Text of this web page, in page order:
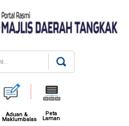
Aduan &
Maklumbalas
Peta
Laman